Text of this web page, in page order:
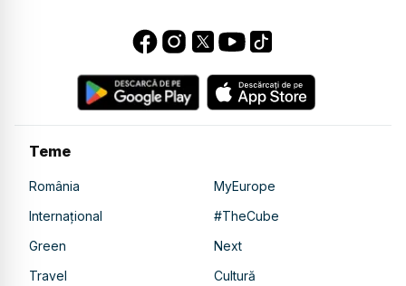
Teme
România
MyEurope
Internațional
#TheCube
Green
Next
Travel
Cultură